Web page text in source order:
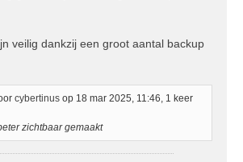
veilig dankzij een groot aantal backup
cybertinus op 18 mar 2025, 11:46, 1 keer
zichtbaar gemaakt